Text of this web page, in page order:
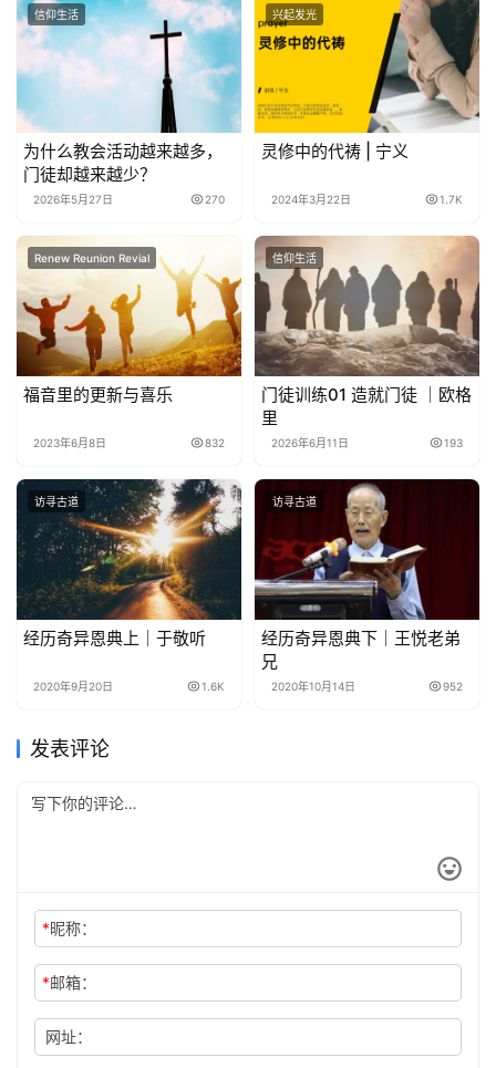
信仰生活
为什么教会活动越来越多，
门徒却越来越少？
2026年5月27日 270
兴起发光
灵修中的代祷 | 宁义
2024年3月22日 1.7K
Renew Reunion Revial
福音里的更新与喜乐
2023年6月8日 832
信仰生活
门徒训练01 造就门徒 ｜欧格
里
2026年6月11日 193
访寻古道
经历奇异恩典上｜于敬听
2020年9月20日 1.6K
访寻古道
经历奇异恩典下｜王悦老弟
兄
2020年10月14日 952
发表评论
*昵称：
*邮箱：
网址：